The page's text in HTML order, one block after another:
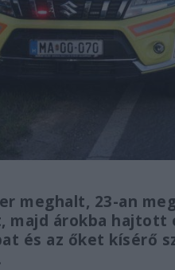
meghalt, 23-an
majd árokba hajtott
és az őket kísérő